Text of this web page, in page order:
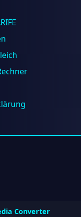
Converter
Converter